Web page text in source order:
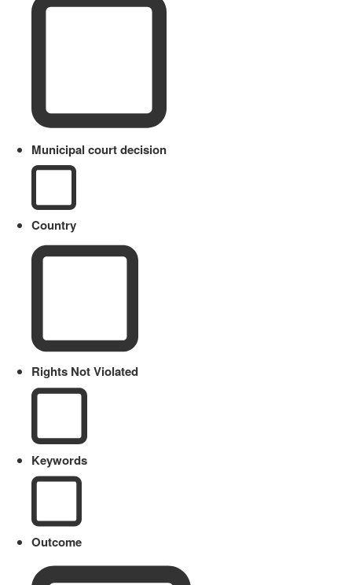
Municipal court decision
Country
Rights Not Violated
Keywords
Outcome